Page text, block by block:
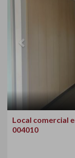
Local comercial
004010